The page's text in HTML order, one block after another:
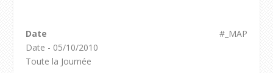
#_MAP
Date
Date - 05/10/2010
Toute la Journée